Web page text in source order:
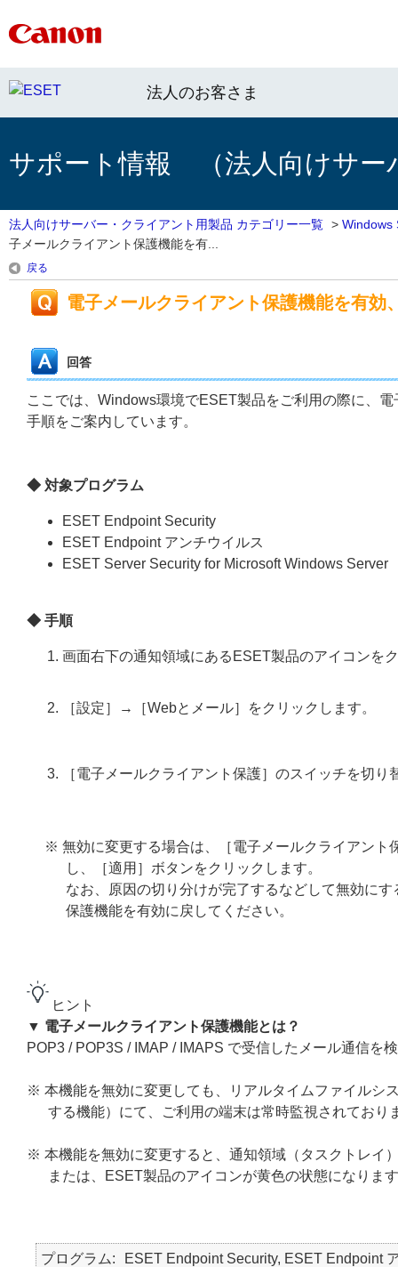
法人のお客さま
サポート情報 （法人向けサー
法人向けサーバー・クライアント用製品 カテゴリー一覧 > Windows
子メールクライアント保護機能を有...
戻る
電子メールクライアント保護機能を有効
回答
ここでは、Windows環境でESET製品をご利用の際に、
手順をご案内しています。
◆ 対象プログラム
ESET Endpoint Security
ESET Endpoint アンチウイルス
ESET Server Security for Microsoft Windows Server
◆ 手順
画面右下の通知領域にあるESET製品のアイコンを
［設定］→［Webとメール］をクリックします。
［電子メールクライアント保護］のスイッチを切
※ 無効に変更する場合は、［電子メールクライアント
し、［適用］ボタンをクリックします。
なお、原因の切り分けが完了するなどして無効に
保護機能を有効に戻してください。
ヒント
▼ 電子メールクライアント保護機能とは？
POP3 / POP3S / IMAP / IMAPS で受信したメール通信を
※ 本機能を無効に変更しても、リアルタイムファイルシ
する機能）にて、ご利用の端末は常時監視されており
※ 本機能を無効に変更すると、通知領域（タスクトレイ
または、ESET製品のアイコンが黄色の状態になりま
プログラム ESET Endpoint Security, ESET Endpoint